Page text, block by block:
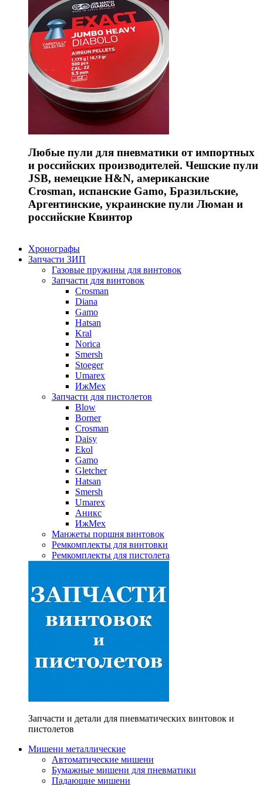
Любые пули для пневматики от импортных
и российских производителей. Чешские пули
JSB, немецкие H&N, американские
Crosman, испанские Gamo, Бразильские,
Аргентинские, украинские пули Люман и
российские Квинтор
Хронографы
Запчасти ЗИП
Газовые пружины для винтовок
Запчасти для винтовок
Crosman
Diana
Gamo
Hatsan
Kral
Norica
Smersh
Stoeger
Umarex
ИжМех
Запчасти для пистолетов
Blow
Borner
Crosman
Daisy
Ekol
Gamo
Gletcher
Hatsan
Smersh
Umarex
Аникс
ИжМех
Манжеты поршня винтовок
Ремкомплекты для винтовки
Ремкомплекты для пистолета
Запчасти и детали для пневматических винтовок и
пистолетов
Мишени металлические
Автоматические мишени
Бумажные мишени для пневматики
Падающие мишени